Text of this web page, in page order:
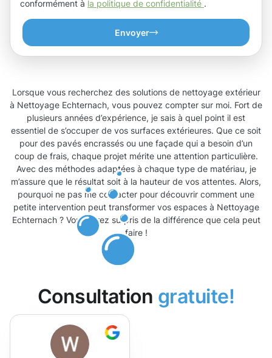
conformément à la politique de confidentialité
Envoyer
Lorsque vous recherchez des solutions de nettoyage extérieur
à Nettoyage Echternach, vous pouvez compter sur moi. Fort de
plusieurs années d’expérience, je sais à quel point il est
essentiel de s’occuper de vos surfaces extérieures. Que ce soit
pour des pavés encrassés ou une façade qui a besoin d’un
coup de frais, chaque projet mérite une attention particulière.
Avec des méthodes adaptées à chaque type de matériau, je
m’assure que le résultat soit à la hauteur de vos attentes. Alors,
pourquoi ne pas me contacter pour découvrir comment une
petite intervention peut transformer vos espaces à Nettoyage
Echternach ? Vous serez surpris de la différence que cela peut
faire !
Consultation gratuite!